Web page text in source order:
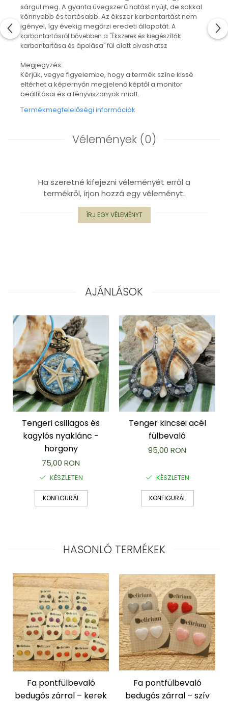
"NEM-papír" konyhai törlőkendő
Utazó evőeszköztartó
Újrahasználható zöldség- és
gyümölcsös zsák
Személyre szabott termékek
Ajándékutalvány
Kötött kiegészítők
Karácsonyi dekoráció
MINDEN Ékszer és Kiegészítő
MINDEN Személyre Szabott
sárgul meg. A gyanta üvegszerű hatást nyújt, de sokkal
könnyebb és tartósabb. Az ékszer karbantartást nem
igényel, így évekig megőrzi eredeti állapotát. A
karbantartásról bővebben a "Ékszerek és kiegészítők
karbantartása és ápolása" fül alatt olvashatsz
Megjegyzés:
Kérjük, vegye figyelembe, hogy a termék színe kissé
eltérhet a képernyőn megjelenő képtől a monitor
beállításai és a fényviszonyok miatt.
Termékmegfelelőségi információk
Vélemények (0)
Ha szeretné kifejezni véleményét erről a
termékről, írjon hozzá egy véleményt.
ÍRJ EGY VÉLEMÉNYT
AJÁNLÁSOK
Tengeri csillagos és
kagylós nyaklánc -
horgony
75,00 RON
KÉSZLETEN
KONFIGURÁL
Tenger kincsei acél
fülbevaló
95,00 RON
KÉSZLETEN
KONFIGURÁL
HASONLÓ TERMÉKEK
Fa pontfülbevaló
bedugós zárral – kerek
Fa pontfülbevaló
bedugós zárral – szív